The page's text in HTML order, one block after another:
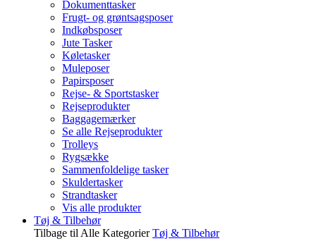
Dokumenttasker
Frugt- og grøntsagsposer
Indkøbsposer
Jute Tasker
Køletasker
Muleposer
Papirsposer
Rejse- & Sportstasker
Rejseprodukter
Baggagemærker
Se alle Rejseprodukter
Trolleys
Rygsække
Sammenfoldelige tasker
Skuldertasker
Strandtasker
Vis alle produkter
Tøj & Tilbehør
Tilbage til Alle Kategorier Tøj & Tilbehør